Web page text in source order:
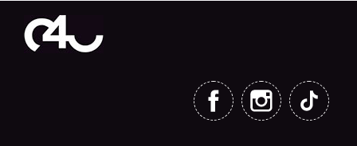
FACEBOOK INSTAGRAM